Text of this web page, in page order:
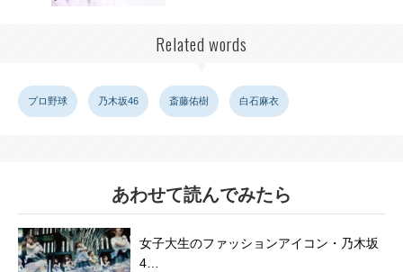
Related words
プロ野球 乃木坂46 斎藤佑樹 白石麻衣
あわせて読んでみたら
女子大生のファッションアイコン・乃木坂
4…